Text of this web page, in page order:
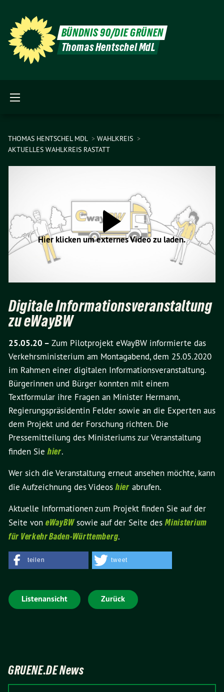
BÜNDNIS 90/DIE GRÜNEN
Thomas Hentschel MdL
THOMAS HENTSCHEL MDL
WAHLKREIS
AKTUELLES WAHLKREIS RASTATT
Hier klicken um externes Video zu laden.
Digitale Informationsveranstaltung
zu eWayBW
25.05.20 – Zum Pilotprojekt eWayBW informierte das
Verkehrsministerium am Montagabend, dem 25.05.2020
im Rahmen einer digitalen Informationsveranstaltung.
Bürgerinnen und Bürger konnten mit einem
Textformular ihre Fragen an Minister Hermann,
Regierungspräsidentin Felder sowie an die Experten aus
dem Projekt und der Forschung richten. Die
Pressemitteilung des Ministeriums zur Veranstaltung
finden Siehier.
Wer sich die Veranstaltung erneut ansehen möchte, kann
die Aufzeichnung des Videoshierabrufen.
Aktuelle Informationen zum Projekt finden Sie auf der
Seite von eWayBWsowie auf der Seite desMinisterium
für Verkehr Baden-Württemberg.
teilen tweet
Listenansicht Zurück
GRUENE.DE News